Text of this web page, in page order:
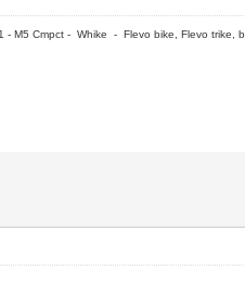
- M5 Cmpct - Whike - Flevo bike, Flevo trike,